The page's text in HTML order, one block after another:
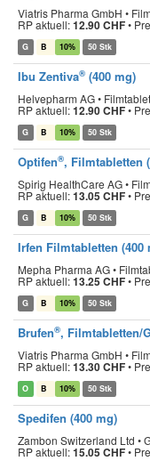
Viatris Pharma GmbH •
RP aktuell:12.90 CHF•
G B 10% 50 Stk
Ibu Zentiva® (400 mg)
Helvepharm AG •
RP aktuell:12.90 CHF•
G B 10% 50 Stk
Optifen®, Filmtabletten
Spirig HealthCare AG •
RP aktuell:13.05 CHF•
G B 10% 50 Stk
Irfen Filmtabletten (400
Mepha Pharma AG •
RP aktuell:13.25 CHF•
G B 10% 50 Stk
Brufen®, Filmtabletten/
Viatris Pharma GmbH •
RP aktuell:13.30 CHF•
O B 10% 50 Stk
Spedifen (400 mg)
Zambon Switzerland Ltd •
RP aktuell:15.05 CHF•